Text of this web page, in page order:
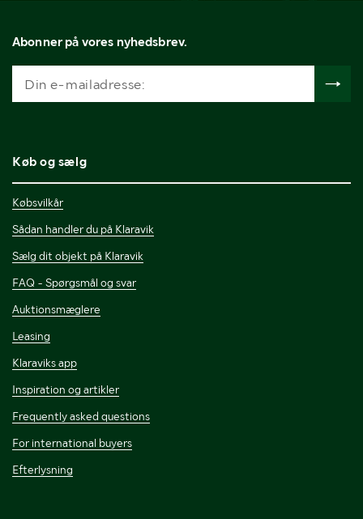
Abonner på vores nyhedsbrev.
Køb og sælg
Købsvilkår
Sådan handler du på Klaravik
Sælg dit objekt på Klaravik
FAQ - Spørgsmål og svar
Auktionsmæglere
Leasing
Klaraviks app
Inspiration og artikler
Frequently asked questions
For international buyers
Efterlysning